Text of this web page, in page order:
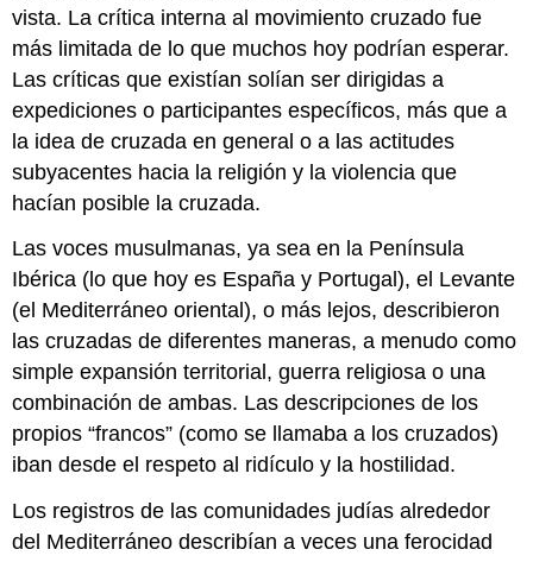
vista. La crítica interna al movimiento cruzado fue
más limitada de lo que muchos hoy podrían esperar.
Las críticas que existían solían ser dirigidas a
expediciones o participantes específicos, más que a
la idea de cruzada en general o a las actitudes
subyacentes hacia la religión y la violencia que
hacían posible la cruzada.
Las voces musulmanas, ya sea en la Península
Ibérica (lo que hoy es España y Portugal), el Levante
(el Mediterráneo oriental), o más lejos, describieron
las cruzadas de diferentes maneras, a menudo como
simple expansión territorial, guerra religiosa o una
combinación de ambas. Las descripciones de los
propios “francos” (como se llamaba a los cruzados)
iban desde el respeto al ridículo y la hostilidad.
Los registros de las comunidades judías alrededor
del Mediterráneo describían a veces una ferocidad